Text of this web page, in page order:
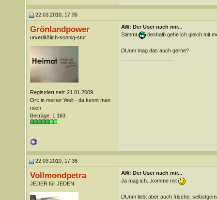
22.03.2010, 17:35
Grönlandpower
urverläßlich-sonnig-stur
Registriert seit: 21.01.2009
Ort: in meiner Welt - da kennt man
mich
Beiträge: 1.163
AW: Der User nach mir...
Stimmt
deshalb gehe ich gleich mit
DUnm mag das auch gerne?
22.03.2010, 17:38
Vollmondpetra
JEDER für JEDEN
AW: Der User nach mir...
Ja mag ich...komme mit
DUnm liebt aber auch frische,